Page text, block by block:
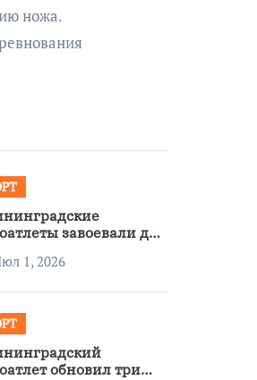
ножа.
завоевали две
1, 2026
обновил три